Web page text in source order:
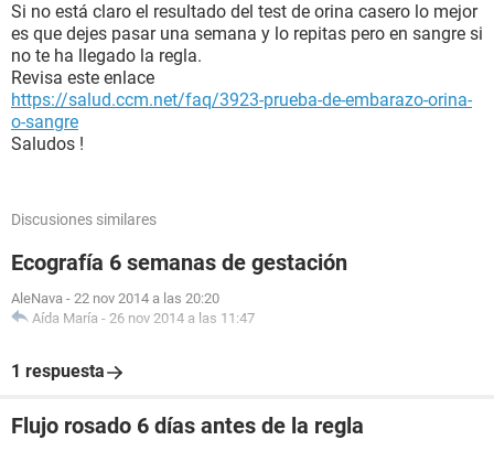
Si no está claro el resultado del test de orina casero lo mejor
es que dejes pasar una semana y lo repitas pero en sangre si
no te ha llegado la regla.
Revisa este enlace
https://salud.ccm.net/faq/3923-prueba-de-embarazo-orina-
o-sangre
Saludos !
Discusiones similares
Ecografía 6 semanas de gestación
AleNava - 22 nov 2014 a las 20:20
Aída María - 26 nov 2014 a las 11:47
1 respuesta
Flujo rosado 6 días antes de la regla